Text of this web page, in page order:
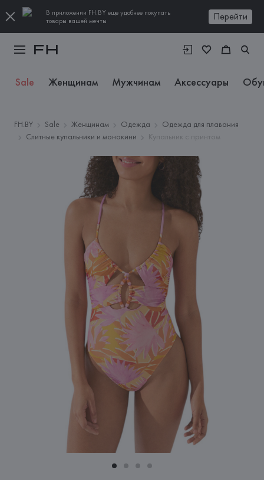
В приложении FH.BY еще удобнее покупать
товары вашей мечты
Перейти
Sale Женщинам Мужчинам Аксессуары
FH.BY Sale Женщинам Одежда
Одежда для плавания
Слитные купальники и монокини
Купальник с принтом